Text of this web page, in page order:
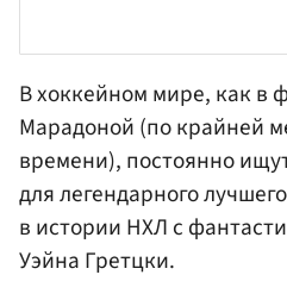
В хоккейном мире, как в
Марадоной (по крайней
времени), постоянно
для легендарного
в истории НХЛ с
Уэйна Гретцки.